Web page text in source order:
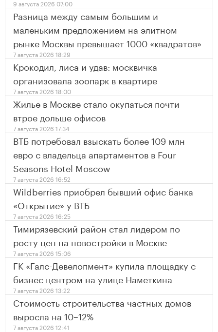
9 августа 2026 07:00
Разница между самым большим и
маленьким предложением на элитном
рынке Москвы превышает 1000 «квадратов»
7 августа 2026 18:29
Крокодил, лиса и удав: москвичка
организовала зоопарк в квартире
7 августа 2026 18:00
Жилье в Москве стало окупаться почти
втрое дольше офисов
7 августа 2026 17:34
ВТБ потребовал взыскать более 109 млн
евро с владельца апартаментов в Four
Seasons Hotel Moscow
7 августа 2026 16:52
Wildberries приобрел бывший офис банка
«Открытие» у ВТБ
7 августа 2026 16:25
Тимирязевский район стал лидером по
росту цен на новостройки в Москве
7 августа 2026 15:06
ГК «Галс-Девелопмент» купила площадку с
бизнес центром на улице Наметкина
7 августа 2026 13:22
Стоимость строительства частных домов
выросла на 10–12%
7 августа 2026 12:41